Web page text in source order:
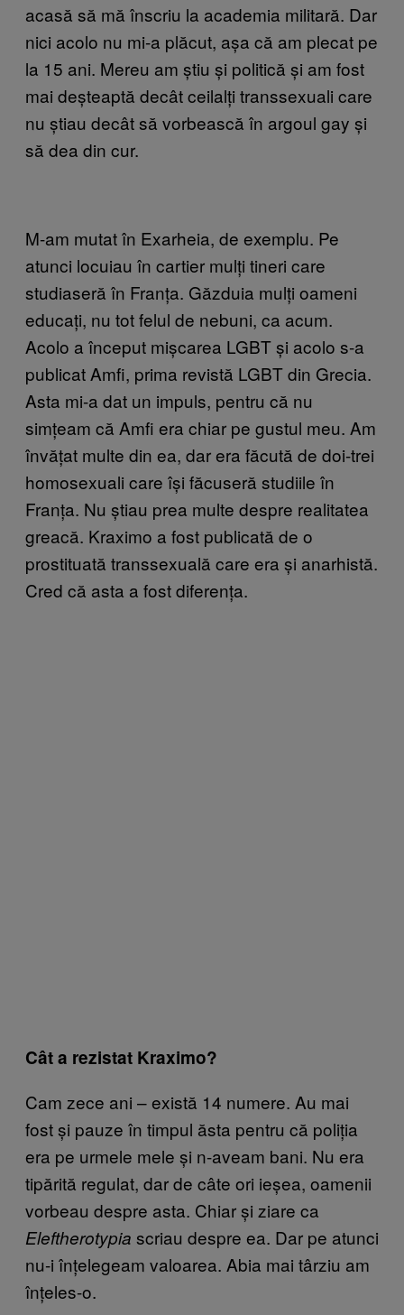
acasă să mă înscriu la academia militară. Dar
nici acolo nu mi-a plăcut, așa că am plecat pe
la 15 ani. Mereu am știu și politică și am fost
mai deșteaptă decât ceilalți transsexuali care
nu știau decât să vorbească în argoul gay și
să dea din cur.
M-am mutat în Exarheia, de exemplu. Pe
atunci locuiau în cartier mulți tineri care
studiaseră în Franța. Găzduia mulți oameni
educați, nu tot felul de nebuni, ca acum.
Acolo a început mișcarea LGBT și acolo s-a
publicat Amfi, prima revistă LGBT din Grecia.
Asta mi-a dat un impuls, pentru că nu
simțeam că Amfi era chiar pe gustul meu. Am
învățat multe din ea, dar era făcută de doi-trei
homosexuali care își făcuseră studiile în
Franța. Nu știau prea multe despre realitatea
greacă. Kraximo a fost publicată de o
prostituată transsexuală care era și anarhistă.
Cred că asta a fost diferența.
Cât a rezistat Kraximo?
Cam zece ani – există 14 numere. Au mai
fost și pauze în timpul ăsta pentru că poliția
era pe urmele mele și n-aveam bani. Nu era
tipărită regulat, dar de câte ori ieșea, oamenii
vorbeau despre asta. Chiar și ziare ca
Eleftherotypia scriau despre ea. Dar pe atunci
nu-i înțelegeam valoarea. Abia mai târziu am
înțeles-o.